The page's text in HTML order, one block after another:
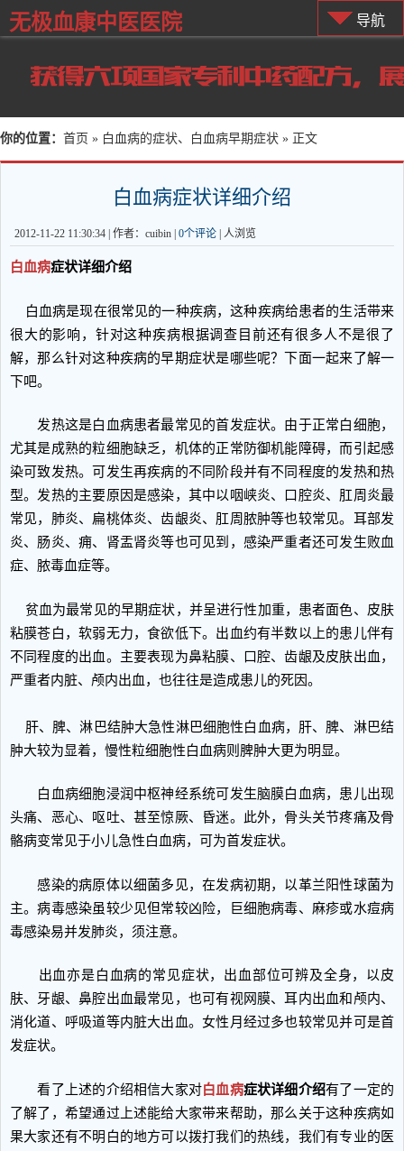
导航
无极血康中医医院
你的位置： 首页 » 白血病的症状、白血病早期症状 » 正文
白血病症状详细介绍
2012-11-22 11:30:34 | 作者：cuibin | 0个评论 人浏览
白血病症状详细介绍
白血病是现在很常见的一种疾病，这种疾病给患者的生活带来
很大的影响，针对这种疾病根据调查目前还有很多人不是很了
解，那么针对这种疾病的早期症状是哪些呢？下面一起来了解一
下吧。
发热这是白血病患者最常见的首发症状。由于正常白细胞，
尤其是成熟的粒细胞缺乏，机体的正常防御机能障碍，而引起感
染可致发热。可发生再疾病的不同阶段并有不同程度的发热和热
型。发热的主要原因是感染，其中以咽峡炎、口腔炎、肛周炎最
常见，肺炎、扁桃体炎、齿龈炎、肛周脓肿等也较常见。耳部发
炎、肠炎、痈、肾盂肾炎等也可见到，感染严重者还可发生败血
症、脓毒血症等。
贫血为最常见的早期症状，并呈进行性加重，患者面色、皮肤
粘膜苍白，软弱无力，食欲低下。出血约有半数以上的患儿伴有
不同程度的出血。主要表现为鼻粘膜、口腔、齿龈及皮肤出血，
严重者内脏、颅内出血，也往往是造成患儿的死因。
肝、脾、淋巴结肿大急性淋巴细胞性白血病，肝、脾、淋巴结
肿大较为显着，慢性粒细胞性白血病则脾肿大更为明显。
白血病细胞浸润中枢神经系统可发生脑膜白血病，患儿出现
头痛、恶心、呕吐、甚至惊厥、昏迷。此外，骨头关节疼痛及骨
骼病变常见于小儿急性白血病，可为首发症状。
感染的病原体以细菌多见，在发病初期，以革兰阳性球菌为
主。病毒感染虽较少见但常较凶险，巨细胞病毒、麻疹或水痘病
毒感染易并发肺炎，须注意。
出血亦是白血病的常见症状，出血部位可辨及全身，以皮
肤、牙龈、鼻腔出血最常见，也可有视网膜、耳内出血和颅内、
消化道、呼吸道等内脏大出血。女性月经过多也较常见并可是首
发症状。
看了上述的介绍相信大家对白血病症状详细介绍有了一定的
了解了，希望通过上述能给大家带来帮助，那么关于这种疾病如
果大家还有不明白的地方可以拨打我们的热线，我们有专业的医